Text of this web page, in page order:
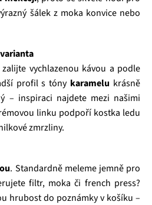
šálek z moka konvice nebo
vychlazenou kávou a podle
profil s tóny karamelu krásně
– inspiraci najdete mezi našimi
linku podpoří kostka ledu
zmrzliny.
. Standardně meleme jemně pro
filtr, moka či french press?
hrubost do poznámky v košíku –